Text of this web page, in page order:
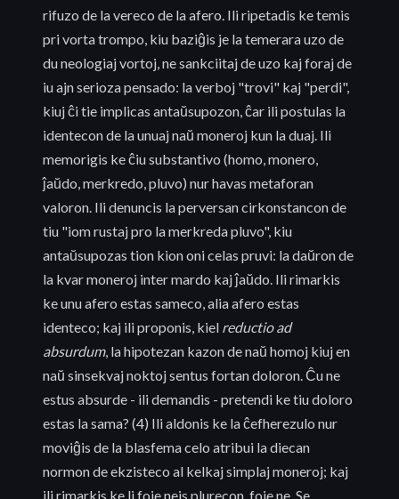
rifuzo de la vereco de la afero. Ili ripetadis ke temis
pri vorta trompo, kiu baziĝis je la temerara uzo de
du neologiaj vortoj, ne sankciitaj de uzo kaj foraj de
iu ajn serioza pensado: la verboj "trovi" kaj "perdi",
kiuj ĉi tie implicas antaŭsupozon, ĉar ili postulas la
identecon de la unuaj naŭ moneroj kun la duaj. Ili
memorigis ke ĉiu substantivo (homo, monero,
ĵaŭdo, merkredo, pluvo) nur havas metaforan
valoron. Ili denuncis la perversan cirkonstancon de
tiu "iom rustaj pro la merkreda pluvo", kiu
antaŭsupozas tion kion oni celas pruvi: la daŭron de
la kvar moneroj inter mardo kaj ĵaŭdo. Ili rimarkis
ke unu afero estas sameco, alia afero estas
identeco; kaj ili proponis, kiel reductio ad
absurdum, la hipotezan kazon de naŭ homoj kiuj en
naŭ sinsekvaj noktoj sentus fortan doloron. Ĉu ne
estus absurde - ili demandis - pretendi ke tiu doloro
estas la sama? (4) Ili aldonis ke la ĉefherezulo nur
moviĝis de la blasfema celo atribui la diecan
normon de ekzisteco al kelkaj simplaj moneroj; kaj
ili rimarkis ke li foje neis plurecon, foje ne. Se